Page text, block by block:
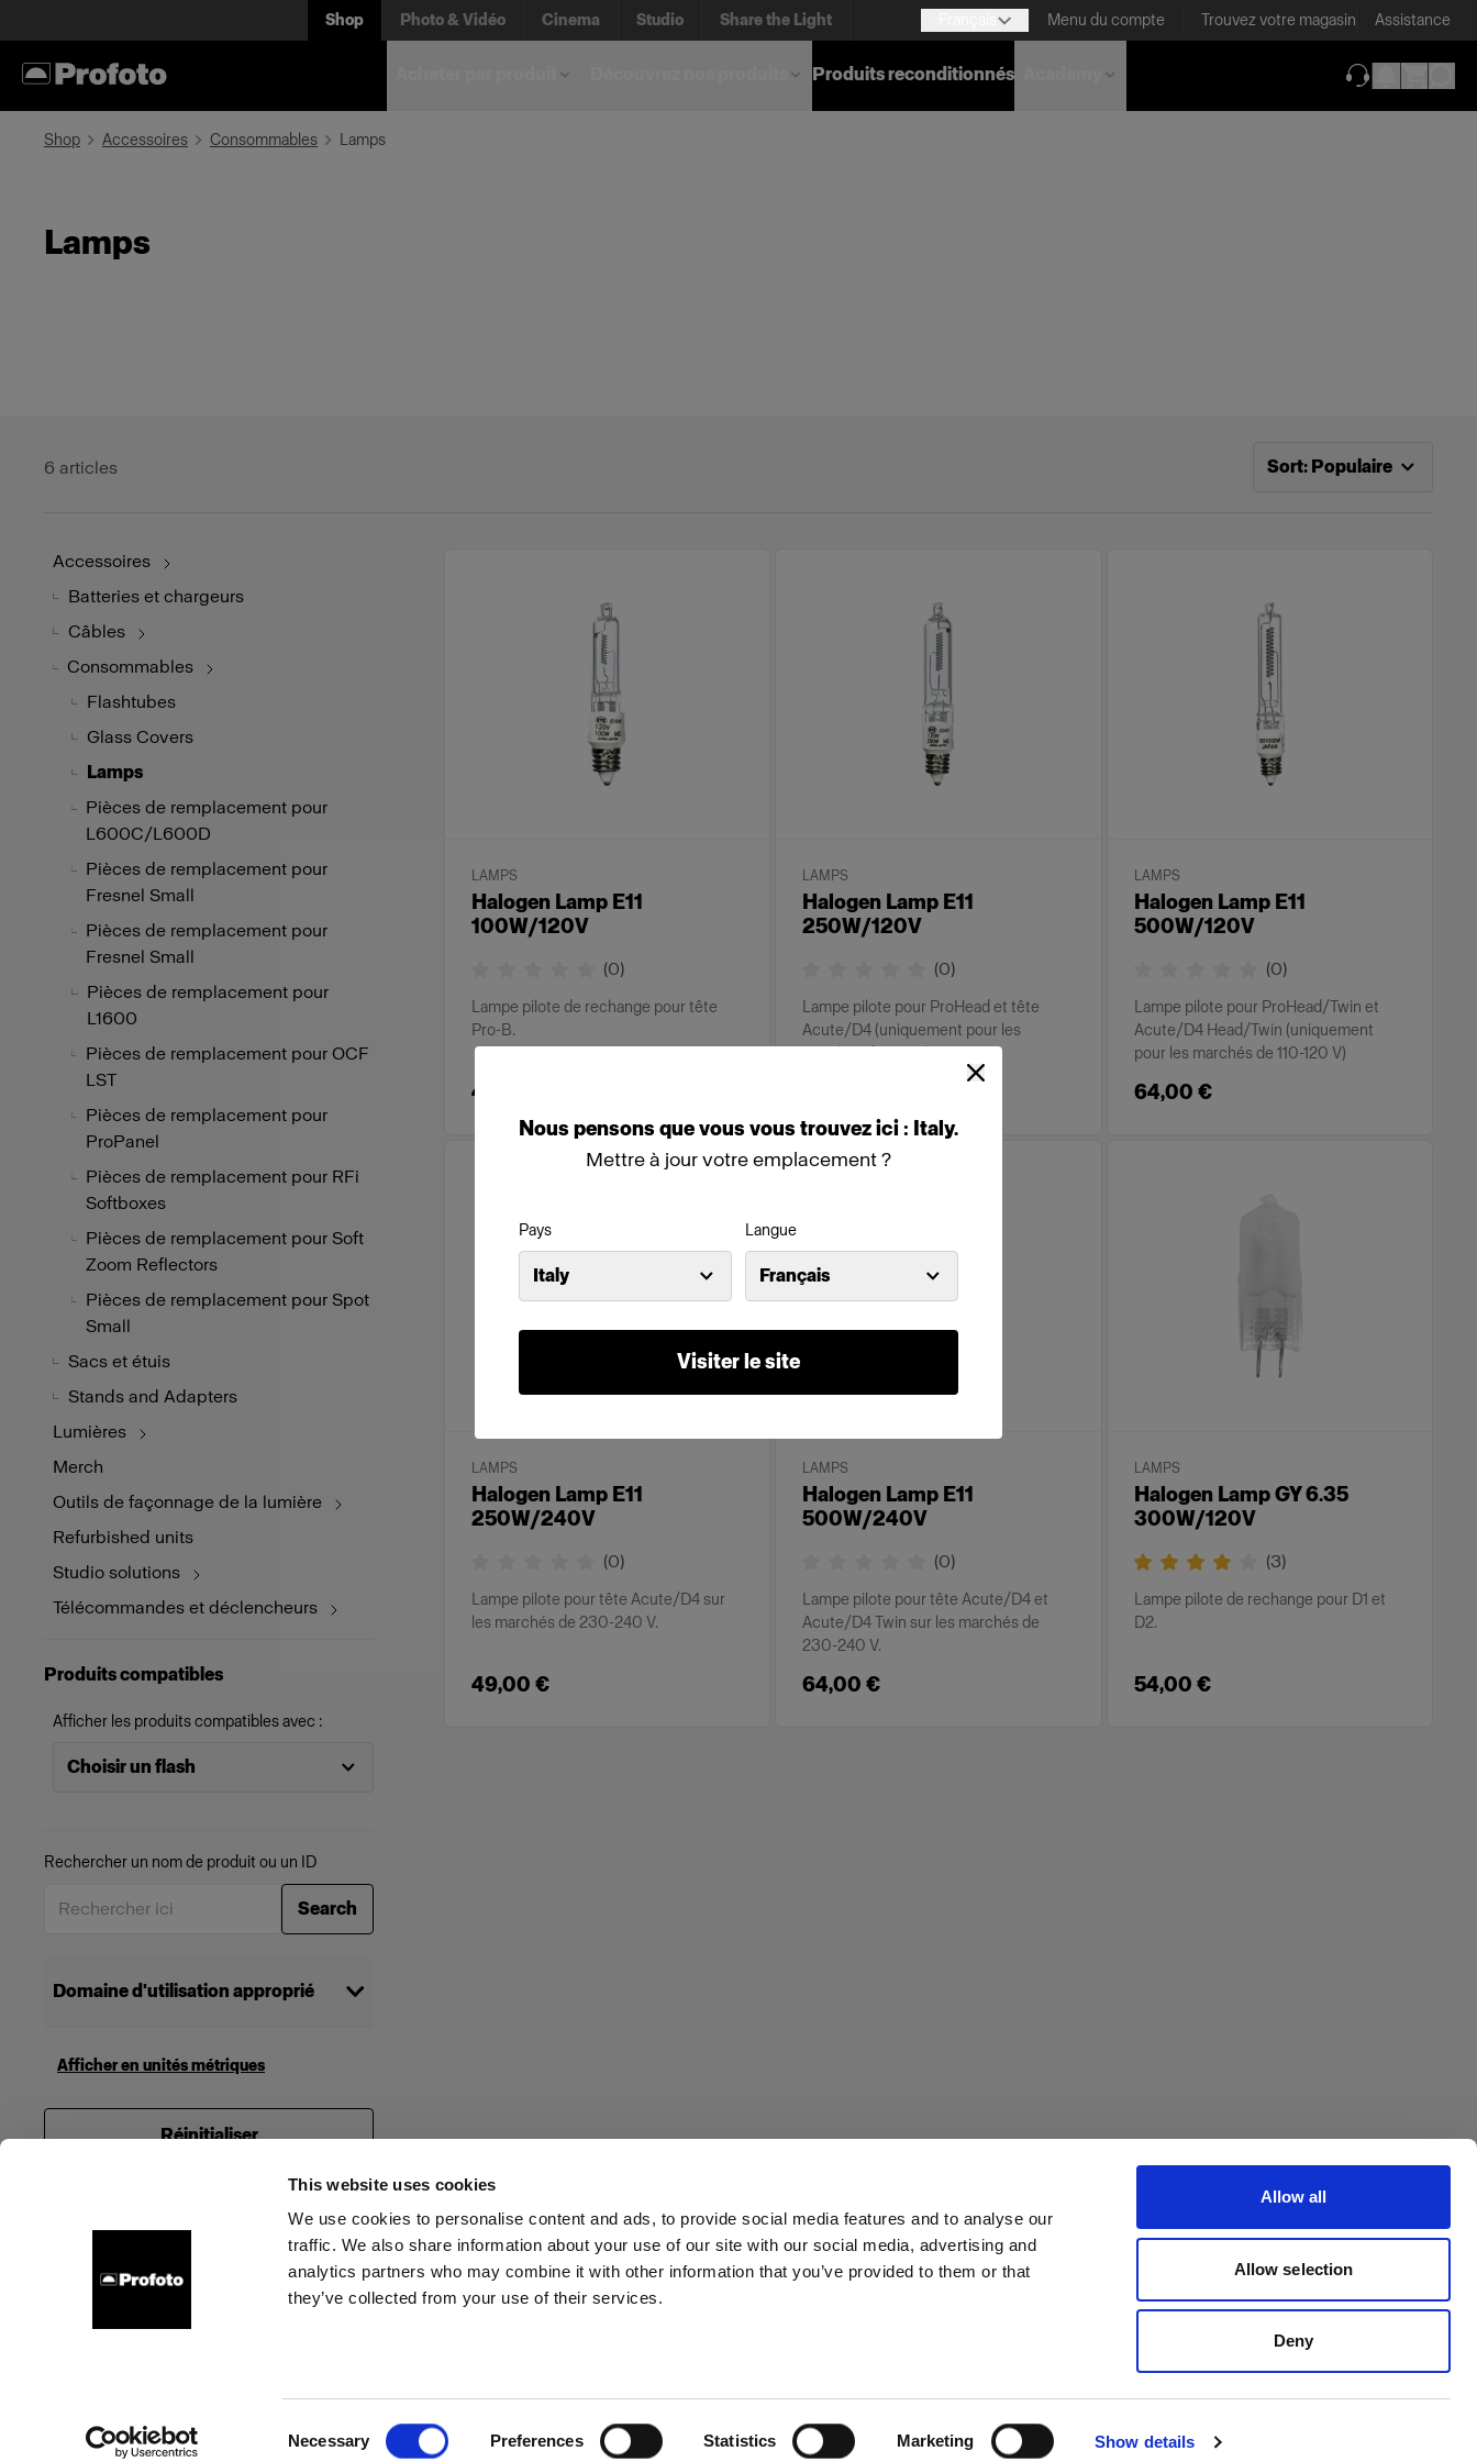
This website uses cookies
We use cookies to personalise content and ads, to provide social media features and to analyse our
traffic. We also share information about your use of our site with our social media, advertising and
analytics partners who may combine it with other information that you’ve provided to them or that
they’ve collected from your use of their services.
Necessary Preferences Statistics Marketing Show details
Allow all
Allow selection
Deny
Nous pensons quevous vous trouvezici : Italy.
Mettre à jour votre emplacement ?
Pays
Italy
Langue
Français
Visiter le site
Shop Photo & Vidéo Cinema Studio Share the Light Menu du compte Trouvez votre magasin Assistance
Produits reconditionnés
Shop Accessoires Consommables Lamps
Lamps
6 articles
Tri désormais effectué par
Sort: Populaire
Accessoires
Batteries et chargeurs
Câbles
Consommables
Flashtubes
Glass Covers
Lamps
Pièces de remplacement pour
L600C/L600D
Pièces de remplacement pour
Fresnel Small
Pièces de remplacement pour
Fresnel Small
Pièces de remplacement pour
L1600
Pièces de remplacement pour OCF
LST
Pièces de remplacement pour
ProPanel
Pièces de remplacement pour RFi
Softboxes
Pièces de remplacement pour Soft
Zoom Reflectors
Pièces de remplacement pour Spot
Small
Sacs et étuis
Stands and Adapters
Lumières
Merch
Outils de façonnage de la lumière
Refurbished units
Studio solutions
Télécommandes et déclencheurs
Produits compatibles
Afficher les produits compatibles avec :
Choisir un flash
Rechercher un nom de produit ou un ID
Search
Domaine d'utilisation approprié
Brand & commercial productions
Selecting multiple categories will show
products that work for all selected
Afficher en unités métriques
Réinitialiser
LAMPS
Halogen Lamp E11
100W/120V
(0)
Lampe pilote de rechange pour tête
Pro-B.
49,00 €
LAMPS
Halogen Lamp E11
250W/120V
(0)
Lampe pilote pour ProHead et tête
Acute/D4 (uniquement pour les
LAMPS
Halogen Lamp E11
500W/120V
(0)
Lampe pilote pour ProHead/Twin et
Acute/D4 Head/Twin (uniquement
pour les marchés de 110-120 V)
64,00 €
LAMPS
Halogen Lamp E11
250W/240V
(0)
Lampe pilote pour tête Acute/D4 sur
les marchés de 230-240 V.
49,00 €
LAMPS
Halogen Lamp E11
500W/240V
(0)
Lampe pilote pour tête Acute/D4 et
Acute/D4 Twin sur les marchés de
230-240 V.
64,00 €
LAMPS
Halogen Lamp GY 6.35
300W/120V
(3)
Lampe pilote de rechange pour D1 et
D2.
54,00 €
À propos de Profoto Support Emploi Presse Investisseurs Share The Light Withdrawal your order
Copyright (C) 1968-2025 Profoto AB. Tous droits réservés.